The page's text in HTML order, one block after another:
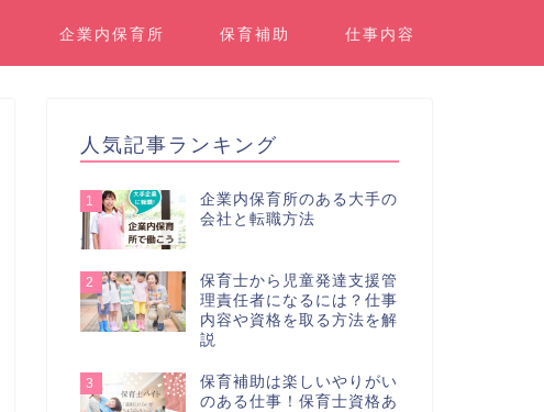
企業内保育所 保育補助 仕事内容
人気記事ランキング
1
企業内保育所のある大手の
会社と転職方法
2
保育士から児童発達支援管
理責任者になるには？仕事
内容や資格を取る方法を解
説
3
保育補助は楽しいやりがい
のある仕事！保育士資格あ